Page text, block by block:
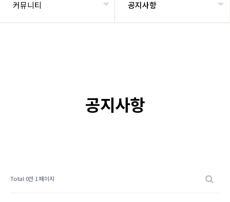
커뮤니티 공지사항
공지사항
Total 0건 1 페이지